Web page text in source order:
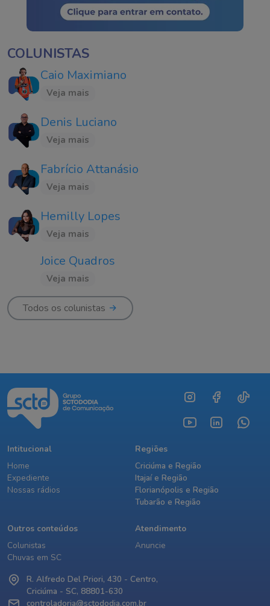
COLUNISTAS
Caio Maximiano
Veja mais
Denis Luciano
Veja mais
Fabrício Attanásio
Veja mais
Hemilly Lopes
Veja mais
Joice Quadros
Veja mais
Todos os colunistas
Intitucional
Home
Expediente
Nossas rádios
Regiões
Criciúma e Região
Itajaí e Região
Florianópolis e Região
Tubarão e Região
Outros conteúdos
Colunistas
Chuvas em SC
Atendimento
Anuncie
R. Alfredo Del Priori, 430 - Centro,
Criciúma - SC, 88801-630
controladoria@sctododia.com.br